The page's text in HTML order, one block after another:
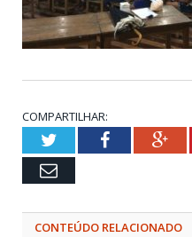
COMPARTILHAR:
TwitterFacebook
Email
CONTEÚDO RELACIONADO